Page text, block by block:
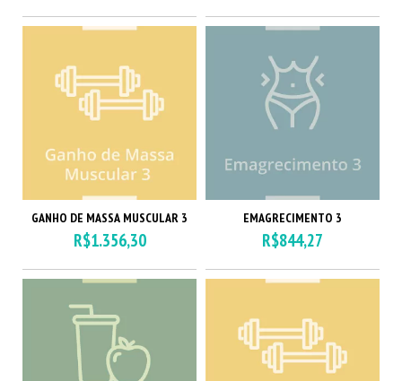
GANHO DE MASSA MUSCULAR 3
R$1.356,30
EMAGRECIMENTO 3
R$844,27